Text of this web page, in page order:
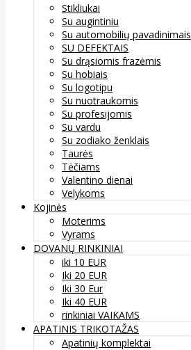
Stikliukai
Su augintiniu
Su automobilių pavadinimais
SU DEFEKTAIS
Su drąsiomis frazėmis
Su hobiais
Su logotipu
Su nuotraukomis
Su profesijomis
Su vardu
Su zodiako ženklais
Taurės
Tėčiams
Valentino dienai
Velykoms
Kojinės
Moterims
Vyrams
DOVANŲ RINKINIAI
iki 10 EUR
Iki 20 EUR
Iki 30 Eur
Iki 40 EUR
rinkiniai VAIKAMS
APATINIS TRIKOTAŽAS
Apatinių komplektai